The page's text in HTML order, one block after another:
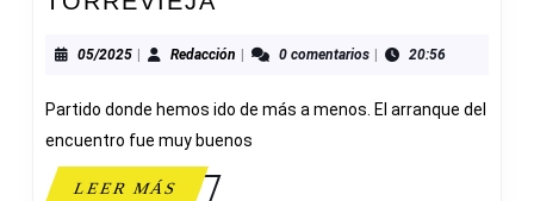
A
67
TORREVIEJA
05/202505/2025
| Redacción Redacción
| 0 comentarios | 20:56
Partido donde hemos ido de más a menos. El arranque del
encuentro fue muy buenos
LEER MÁSLEER